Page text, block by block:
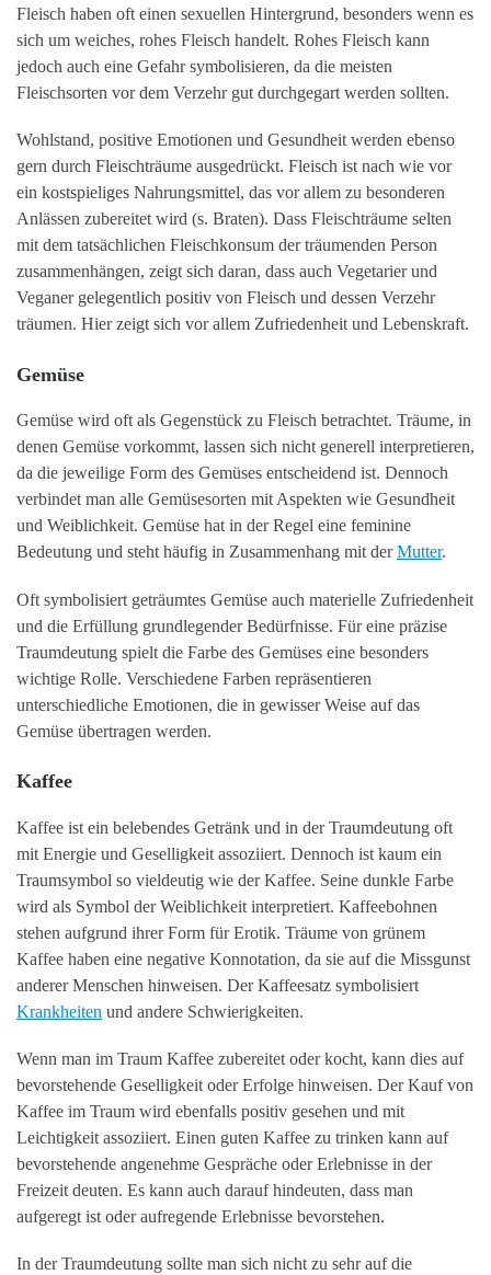
Fleisch haben oft einen sexuellen Hintergrund, besonders wenn es
sich um weiches, rohes Fleisch handelt. Rohes Fleisch kann
jedoch auch eine Gefahr symbolisieren, da die meisten
Fleischsorten vor dem Verzehr gut durchgegart werden sollten.
Wohlstand, positive Emotionen und Gesundheit werden ebenso
gern durch Fleischträume ausgedrückt. Fleisch ist nach wie vor
ein kostspieliges Nahrungsmittel, das vor allem zu besonderen
Anlässen zubereitet wird (s. Braten). Dass Fleischträume selten
mit dem tatsächlichen Fleischkonsum der träumenden Person
zusammenhängen, zeigt sich daran, dass auch Vegetarier und
Veganer gelegentlich positiv von Fleisch und dessen Verzehr
träumen. Hier zeigt sich vor allem Zufriedenheit und Lebenskraft.
Gemüse
Gemüse wird oft als Gegenstück zu Fleisch betrachtet. Träume, in
denen Gemüse vorkommt, lassen sich nicht generell interpretieren,
da die jeweilige Form des Gemüses entscheidend ist. Dennoch
verbindet man alle Gemüsesorten mit Aspekten wie Gesundheit
und Weiblichkeit. Gemüse hat in der Regel eine feminine
Bedeutung und steht häufig in Zusammenhang mit derMutter.
Oft symbolisiert geträumtes Gemüse auch materielle Zufriedenheit
und die Erfüllung grundlegender Bedürfnisse. Für eine präzise
Traumdeutung spielt die Farbe des Gemüses eine besonders
wichtige Rolle. Verschiedene Farben repräsentieren
unterschiedliche Emotionen, die in gewisser Weise auf das
Gemüse übertragen werden.
Kaffee
Kaffee ist ein belebendes Getränk und in der Traumdeutung oft
mit Energie und Geselligkeit assoziiert. Dennoch ist kaum ein
Traumsymbol so vieldeutig wie der Kaffee. Seine dunkle Farbe
wird als Symbol der Weiblichkeit interpretiert. Kaffeebohnen
stehen aufgrund ihrer Form für Erotik. Träume von grünem
Kaffee haben eine negative Konnotation, da sie auf die Missgunst
anderer Menschen hinweisen. Der Kaffeesatz symbolisiert
Krankheiten und andere Schwierigkeiten.
Wenn man im Traum Kaffee zubereitet oder kocht, kann dies auf
bevorstehende Geselligkeit oder Erfolge hinweisen. Der Kauf von
Kaffee im Traum wird ebenfalls positiv gesehen und mit
Leichtigkeit assoziiert. Einen guten Kaffee zu trinken kann auf
bevorstehende angenehme Gespräche oder Erlebnisse in der
Freizeit deuten. Es kann auch darauf hindeuten, dass man
aufgeregt ist oder aufregende Erlebnisse bevorstehen.
In der Traumdeutung sollte man sich nicht zu sehr auf die